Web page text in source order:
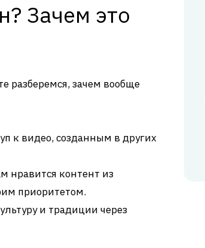
Зачем это
разберемся, зачем вообще
к видео, созданным в других
нравится контент из
приоритетом.
и традиции через